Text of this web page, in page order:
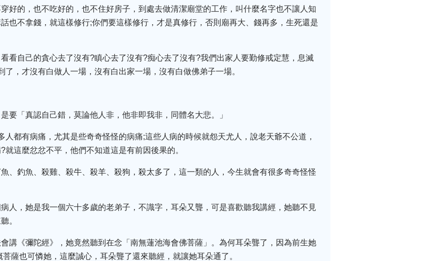
好的，也不吃好的，也不住好房子，到處去做清潔廟堂的工作，叫什麼名字也不讓人知
也不拿錢，就這樣修行;你們要這樣修行，才是真修行，否則廟再大、錢再多，生死還是
看自己的貪心去了沒有?瞋心去了沒有?痴心去了沒有?我們出家人要勤修戒定慧，息滅
，才沒有白做人一場，沒有白出家一場，沒有白做佛弟子一場。
要「真認自己錯，莫論他人非，他非即我非，同體名大悲。」
人都有病痛，尤其是些奇奇怪怪的病痛;這些人病的時候就怨天尤人，說老天爺不公道，
這麼忿忿不平，他們不知道這是有前因後果的。
、釣魚、殺雞、殺牛、殺羊、殺狗，殺太多了，這一類的人，今生就會有很多奇奇怪怪
人，她是我一個六十多歲的老弟子，不識字，耳朵又聾，可是喜歡聽我講經，她聽不見
。
講《彌陀經》，她竟然聽到在念「南無蓮池海會佛菩薩」。為何耳朵聾了，因為前生她
薩也可憐她，這麼誠心，耳朵聾了還來聽經，就讓她耳朵通了。